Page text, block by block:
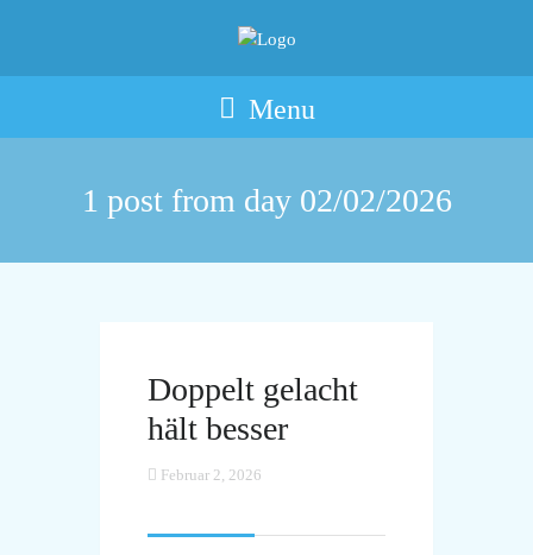
Menu
1 post from day 02/02/2026
Doppelt gelacht
hält besser
Februar 2, 2026